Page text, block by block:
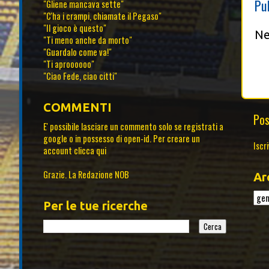
"Gliene mancava sette"
"C'ha i crampi, chiamate il Pegaso"
"Il gioco è questo"
"Ti meno anche da morto"
"Guardalo come va!"
"Ti aproooooo"
"Ciao Fede, ciao citti"
COMMENTI
E' possibile lasciare un commento solo se registrati a
google o in possesso di open-id. Per creare un
account clicca qui
Grazie. La Redazione NOB
Per le tue ricerche